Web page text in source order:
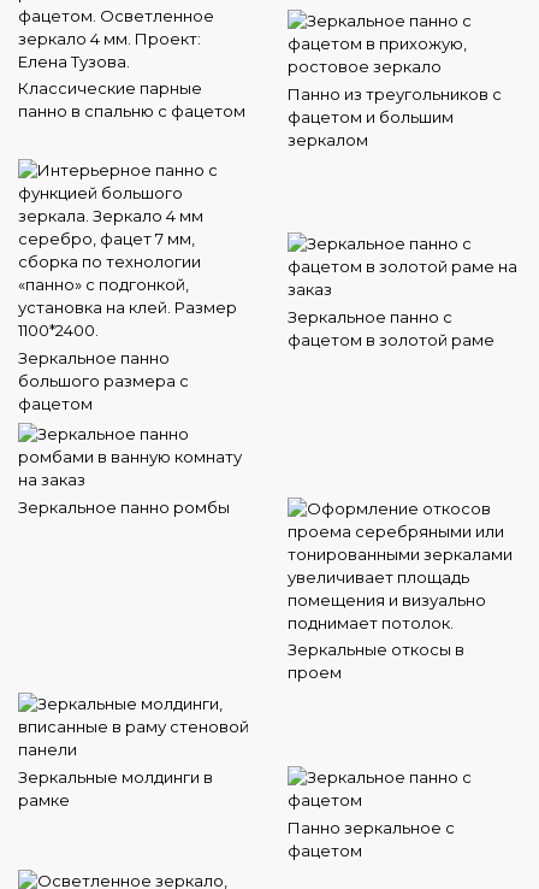
Классические парные
панно в спальню с фацетом
Панно из треугольников с
фацетом и большим
зеркалом
Зеркальное панно
большого размера с
фацетом
Зеркальное панно с
фацетом в золотой раме
Зеркальное панно ромбы
Зеркальные откосы в
проем
Зеркальные молдинги в
рамке
Панно зеркальное с
фацетом